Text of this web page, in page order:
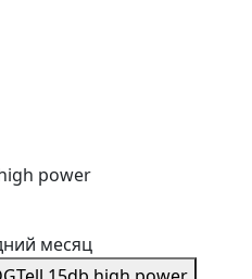
power
месяц